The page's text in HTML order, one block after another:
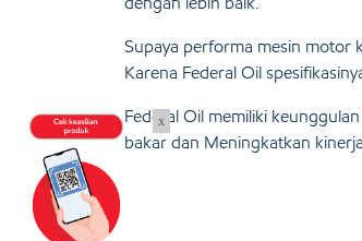
Supaya performa mesin motor
Karena Federal Oil
Federal Oil memiliki
bakar dan Meningkatkan
x